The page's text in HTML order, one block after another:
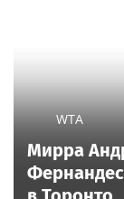
ГУАП
обуви по